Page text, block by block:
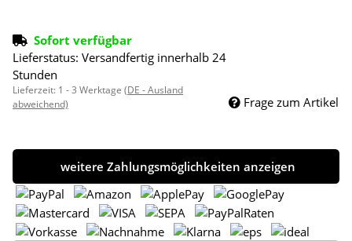
Sofort verfügbar
Lieferstatus: Versandfertig innerhalb 24
Stunden
Lieferzeit: 1 - 3 Werktage (DE - Ausland
abweichend)
Frage zum Artikel
weitere Zahlungsmöglichkeiten anzeigen